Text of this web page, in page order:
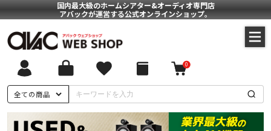
国内最大級のホームシアター&オーディオ専門店
アバックが運営する公式オンラインショップ。
全ての商品
0